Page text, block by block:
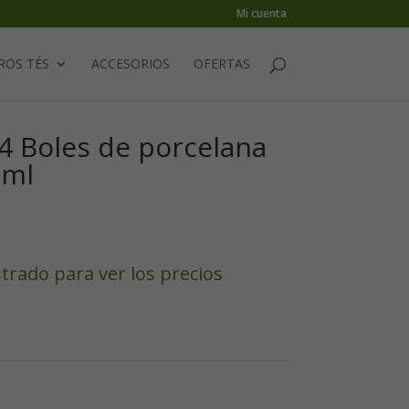
Mi cuenta
TÉS ACCESORIOS OFERTAS
Boles de porcelana
para ver los precios